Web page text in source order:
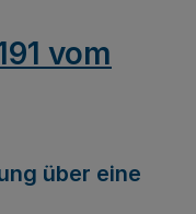
vom
über eine